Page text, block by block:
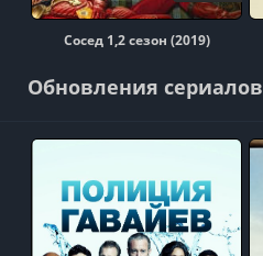
Сосед 1,2 сезон (2019)
Обновления сериалов